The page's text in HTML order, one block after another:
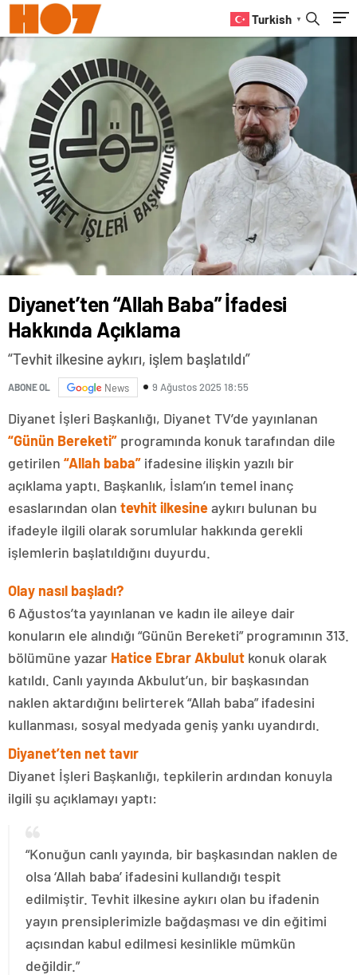
Turkish ▼
Diyanet’ten “Allah Baba” İfadesi
Hakkında Açıklama
“Tevhit ilkesine aykırı, işlem başlatıldı”
ABONE OL News 9 Ağustos 2025 18:55
Diyanet İşleri Başkanlığı, Diyanet TV’de yayınlanan
“Günün Bereketi” programında konuk tarafından dile
getirilen “Allah baba” ifadesine ilişkin yazılı bir
açıklama yaptı. Başkanlık, İslam’ın temel inanç
esaslarından olan tevhit ilkesineaykırı bulunan bu
ifadeyle ilgili olarak sorumlular hakkında gerekli
işlemlerin başlatıldığını duyurdu.
Olay nasıl başladı?
6 Ağustos’ta yayınlanan ve kadın ile aileye dair
konuların ele alındığı “Günün Bereketi” programının 313.
bölümüne yazar Hatice Ebrar Akbulut konuk olarak
katıldı. Canlı yayında Akbulut’un, bir başkasından
naklen aktardığını belirterek “Allah baba” ifadesini
kullanması, sosyal medyada geniş yankı uyandırdı.
Diyanet’ten net tavır
Diyanet İşleri Başkanlığı, tepkilerin ardından konuyla
ilgili şu açıklamayı yaptı:
“Konuğun canlı yayında, bir başkasından naklen de
olsa ‘Allah baba’ ifadesini kullandığı tespit
edilmiştir. Tevhit ilkesine aykırı olan bu ifadenin
yayın prensiplerimizle bağdaşması ve din eğitimi
açısından kabul edilmesi kesinlikle mümkün
değildir.”